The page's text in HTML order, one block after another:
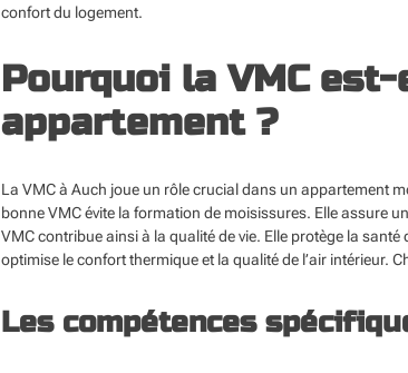
confort du logement.
Pourquoi la VMC
appartement ?
LaVMC à Auch joue un rôle crucial dans un appartement
bonne VMC évite la formation de moisissures. Elle assure
VMC contribue ainsi à la qualité de vie. Elle protège la
optimise le confort thermique et la qualité de l’air intérieur.
Les compétences